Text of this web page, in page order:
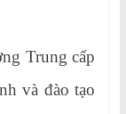
Trung cấp
và đào tạo